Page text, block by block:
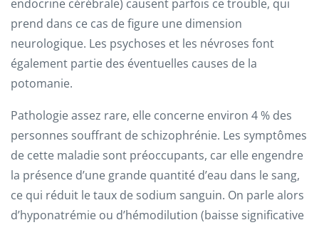
endocrine cérébrale) causent parfois ce trouble, qui
prend dans ce cas de figure une dimension
neurologique. Les psychoses et les névroses font
également partie des éventuelles causes de la
potomanie.
Pathologie assez rare, elle concerne environ 4 % des
personnes souffrant de schizophrénie. Les symptômes
de cette maladie sont préoccupants, car elle engendre
la présence d’une grande quantité d’eau dans le sang,
ce qui réduit le taux de sodium sanguin. On parle alors
d’hyponatrémie ou d’hémodilution (baisse significative